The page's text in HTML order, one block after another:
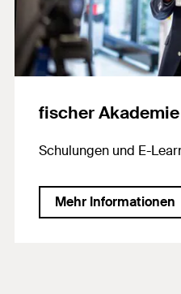
fischer Akademie
Schulungen und E-
Mehr Informationen